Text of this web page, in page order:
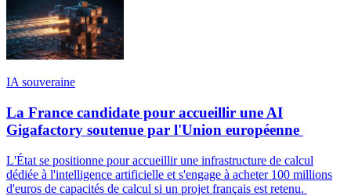
IA souveraine
La France candidate pour accueillir une AI
Gigafactory soutenue par l'Union européenne
L'État se positionne pour accueillir une infrastructure de calcul
dédiée à l'intelligence artificielle et s'engage à acheter 100 millions
d'euros de capacités de calcul si un projet français est retenu.